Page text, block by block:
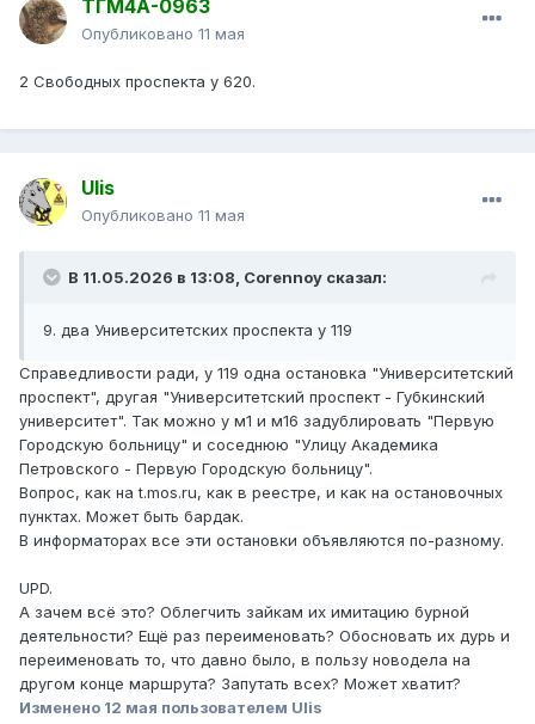
Давайте вспомним все маршруты и составим до конца?
ТГМ4А-0963
Опубликовано 11 мая
2 Свободных проспекта у 620.
Ulis
Опубликовано 11 мая
В 11.05.2026 в 13:08, Corennoy сказал:
9. два Университетских проспекта у 119
Справедливости ради, у 119 одна остановка "Университетский
проспект", другая "Университетский проспект - Губкинский
университет". Так можно у м1 и м16 задублировать "Первую
Городскую больницу" и соседнюю "Улицу Академика
Петровского - Первую Городскую больницу".
Вопрос, как на t.mos.ru, как в реестре, и как на остановочных
пунктах. Может быть бардак.
В информаторах все эти остановки объявляются по-разному.
UPD.
А зачем всё это? Облегчить зайкам их имитацию бурной
деятельности? Ещё раз переименовать? Обосновать их дурь и
переименовать то, что давно было, в пользу новодела на
другом конце маршрута? Запутать всех? Может хватит?
Изменено 12 мая пользователем Ulis